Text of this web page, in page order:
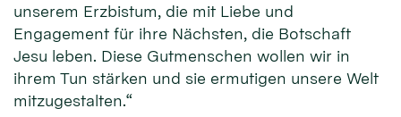
unserem Erzbistum, die mit Liebe und
Engagement für ihre Nächsten, die Botschaft
Jesu leben. Diese Gutmenschen wollen wir in
ihrem Tun stärken und sie ermutigen unsere Welt
mitzugestalten.“